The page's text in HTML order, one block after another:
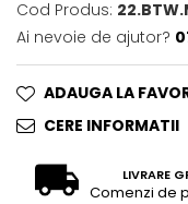
Cod Produs:
Ai nevoie de ajutor?
ADAUGA LA
CERE INFORMATII
LIVRARE
Comenzi de